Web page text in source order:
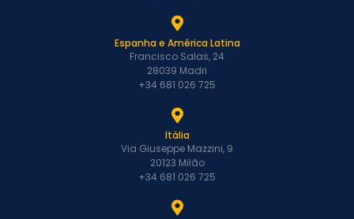
Espanha e América Latina
Francisco Salas, 24
28039 Madri
+34 681 026 725
Itália
Via Giuseppe Mazzini, 9
20123 Milão
+34 681 026 725